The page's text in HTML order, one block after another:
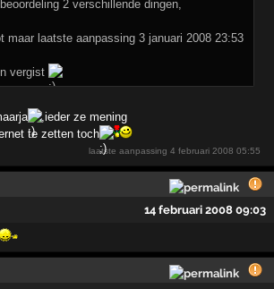
2 verschillende dingen,
maar laatste aanpassing 3 januari 2008 23:53
vergist
,ieder ze mening
te zetten toch
laatste aanpassing4 februari 2008 05:55
14 februari 2008 09:03